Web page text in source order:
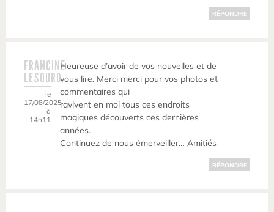
RÉPONDRE
FRANCINE
LESOURD
le
17/08/2025
à
14h11
Heureuse d’avoir de vos nouvelles et de
vous lire. Merci merci pour vos photos et
commentaires qui
ravivent en moi tous ces endroits
magiques découverts ces dernières
années.
Continuez de nous émerveiller… Amitiés
RÉPONDRE